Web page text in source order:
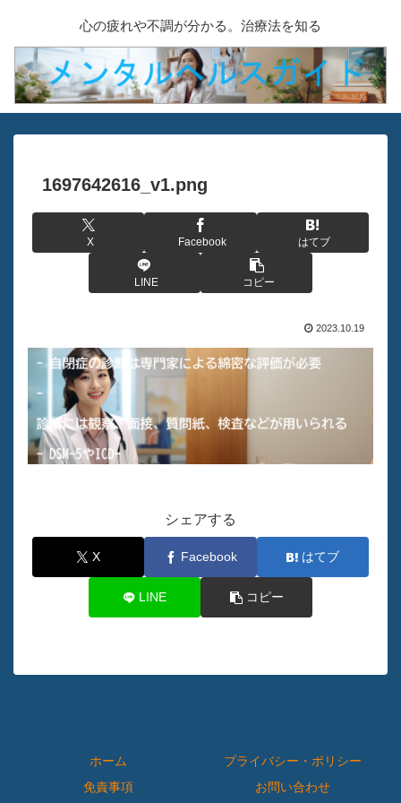
心の疲れや不調が分かる。治療法を知る
1697642616_v1.png
X Facebook はてブ
LINE コピー
2023.10.19
シェアする
X Facebook はてブ
LINE コピー
ホーム
プライバシー・ポリシー
免責事項
お問い合わせ